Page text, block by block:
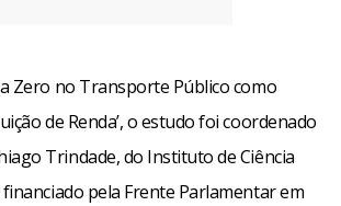
Zero no Transporte Público como
de Renda’, o estudo foi coordenado
Trindade, do Instituto de Ciência
financiado pela Frente Parlamentar em